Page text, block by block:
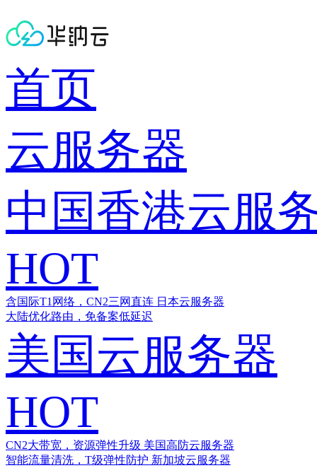
首页
云服务器
中国香港云服
HOT
含国际T1网络，CN2三网直连 日本云服务器
大陆优化路由，免备案低延迟
美国云服务器
HOT
CN2大带宽，资源弹性升级 美国高防云服务器
智能流量清洗，T级弹性防护 新加坡云服务器